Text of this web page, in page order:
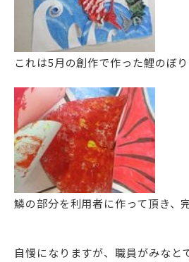
これは5月の創作で作った鯉のぼり
鱗の部分を利用者に作って頂き、
自慢になりますが、職員がみなと